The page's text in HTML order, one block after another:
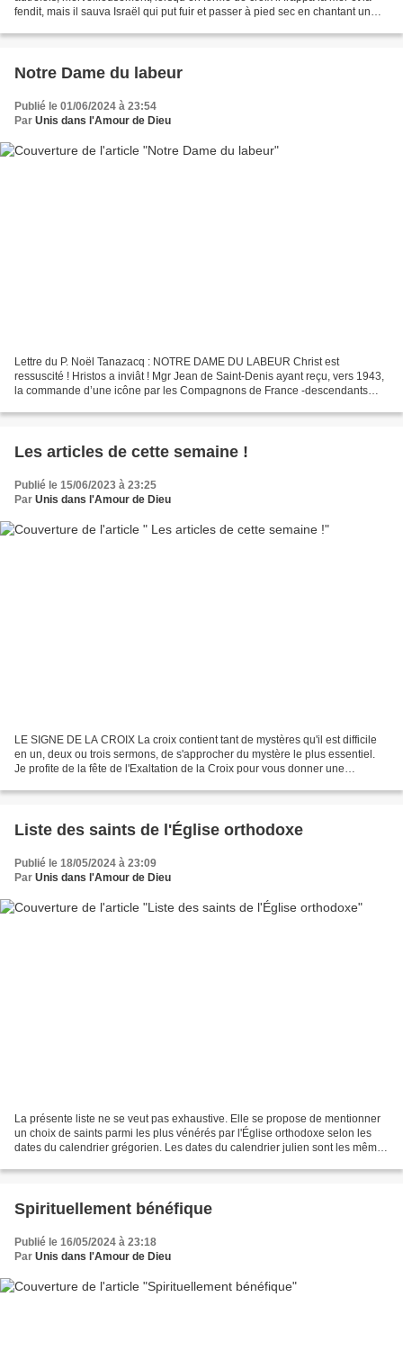
fendit, mais il sauva Israël qui put fuir et passer à pied sec en chantant un
Notre Dame du labeur
Publié le 01/06/2024 à 23:54
Par Unis dans l'Amour de Dieu
Lettre du P. Noël Tanazacq : NOTRE DAME DU LABEUR Christ est
ressuscité ! Hristos a inviât ! Mgr Jean de Saint-Denis ayant reçu, vers 1943,
la commande d’une icône par les Compagnons de France -descendants
Les articles de cette semaine !
Publié le 15/06/2023 à 23:25
Par Unis dans l'Amour de Dieu
LE SIGNE DE LA CROIX La croix contient tant de mystères qu'il est difficile
en un, deux ou trois sermons, de s'approcher du mystère le plus essentiel.
Je profite de la fête de l'Exaltation de la Croix pour vous donner une
Liste des saints de l'Église orthodoxe
Publié le 18/05/2024 à 23:09
Par Unis dans l'Amour de Dieu
La présente liste ne se veut pas exhaustive. Elle se propose de mentionner
un choix de saints parmi les plus vénérés par l'Église orthodoxe selon les
dates du calendrier grégorien. Les dates du calendrier julien sont les mêmes
Spirituellement bénéfique
Publié le 16/05/2024 à 23:18
Par Unis dans l'Amour de Dieu